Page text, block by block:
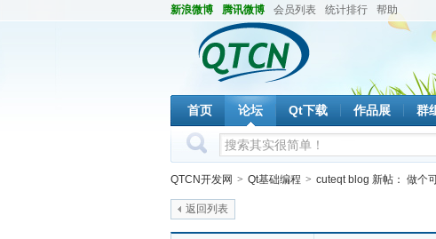
新浪微博 腾讯微博 会员列表 统计排行 帮助
首页 论坛 Qt下载 作品展 群
QTCN开发网 > Qt基础编程 > cuteqt blog 新帖： 做个
返回列表